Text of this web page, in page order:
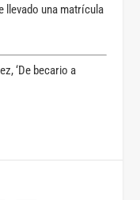
llevado una matrícula
‘De becario a